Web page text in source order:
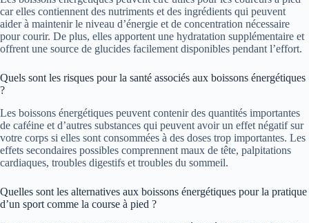
car elles contiennent des nutriments et des ingrédients qui peuvent
aider à maintenir le niveau d’énergie et de concentration nécessaire
pour courir. De plus, elles apportent une hydratation supplémentaire et
offrent une source de glucides facilement disponibles pendant l’effort.
Quels sont les risques pour la santé associés aux boissons énergétiques
?
Les boissons énergétiques peuvent contenir des quantités importantes
de caféine et d’autres substances qui peuvent avoir un effet négatif sur
votre corps si elles sont consommées à des doses trop importantes. Les
effets secondaires possibles comprennent maux de tête, palpitations
cardiaques, troubles digestifs et troubles du sommeil.
Quelles sont les alternatives aux boissons énergétiques pour la pratique
d’un sport comme la course à pied ?